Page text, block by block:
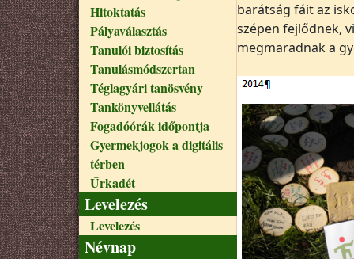
Hitoktatás
Pályaválasztás
Tanulói biztosítás
Tanulásmódszertan
Téglagyári tanösvény
Tankönyvellátás
Fogadóórák időpontja
Gyermekjogok a digitális
térben
Űrkadét
Levelezés
Levelezés
Névnap
barátság fáit az
szépen fejlődnek,
megmaradnak a